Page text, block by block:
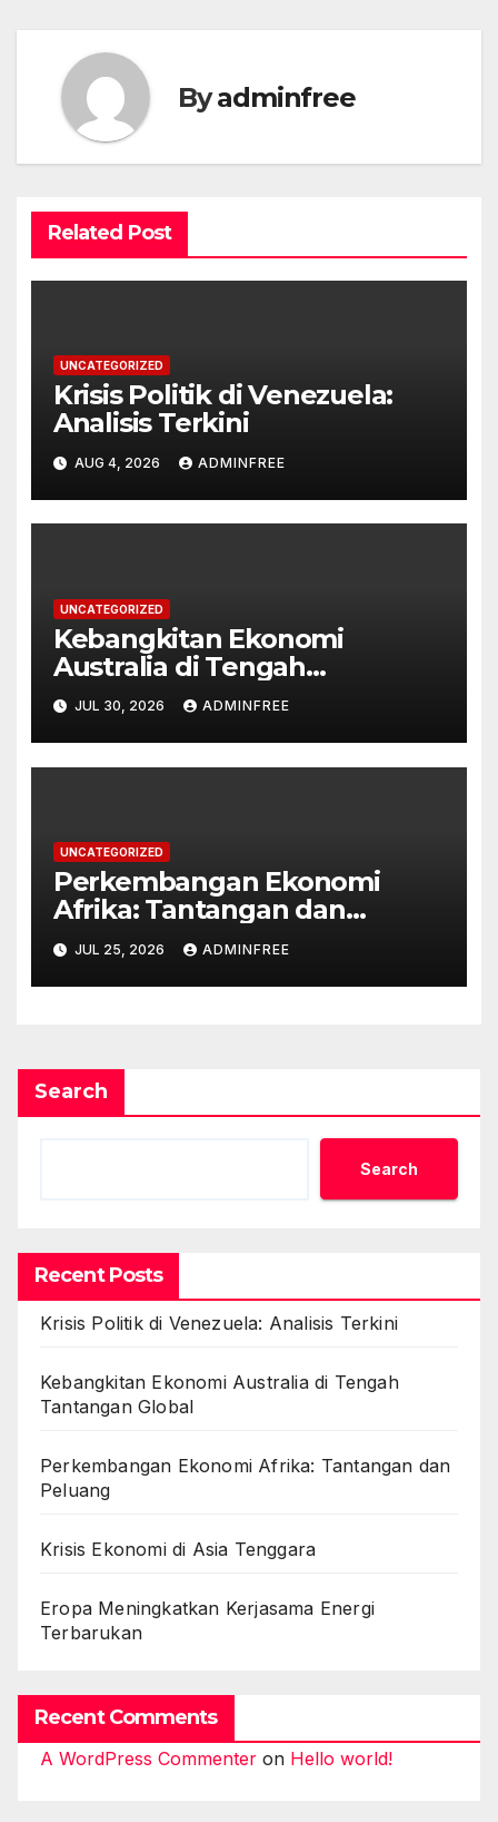
Byadminfree
Related Post
UNCATEGORIZED
Krisis Politik di Venezuela:
Analisis Terkini
AUG 4, 2026 ADMINFREE
UNCATEGORIZED
Kebangkitan Ekonomi
Australia di Tengah
Tantangan Global
JUL 30, 2026 ADMINFREE
UNCATEGORIZED
Perkembangan Ekonomi
Afrika: Tantangan dan
Peluang
JUL 25, 2026 ADMINFREE
Search
Search
Recent Posts
Krisis Politik di Venezuela: Analisis Terkini
Kebangkitan Ekonomi Australia di Tengah
Tantangan Global
Perkembangan Ekonomi Afrika: Tantangan dan
Peluang
Krisis Ekonomi di Asia Tenggara
Eropa Meningkatkan Kerjasama Energi
Terbarukan
Recent Comments
A WordPress Commenter on Hello world!